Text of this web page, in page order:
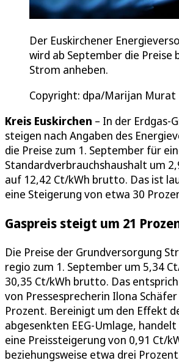
Der Euskirchener
wird ab September die Preise
Strom anheben.
Copyright: dpa/Marijan Murat
Kreis Euskirchen – In der Erdgas-
steigen nach Angaben des
die Preise zum 1. September für
Standardverbrauchshaushalt um
auf 12,42 Ct/kWh brutto. Das ist
eine Steigerung von etwa 30
Gaspreis steigt um 21
Die Preise der Grundversorgung
regio zum 1. September um 5,34
30,35 Ct/kWh brutto. Das
von Pressesprecherin Ilona
Prozent. Bereinigt um den Effekt
abgesenkten EEG-Umlage, handelt
eine Preissteigerung von 0,91 Ct/
beziehungsweise etwa drei